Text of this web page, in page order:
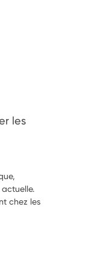
les
chez les